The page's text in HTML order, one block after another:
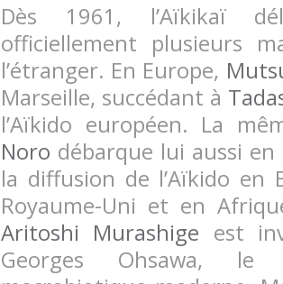
Dès 1961, l’Aïkikaï
officiellement plusieurs
l’étranger. En Europe,
Marseille, succédant à
l’Aïkido européen. La
Noro débarque lui aussi
la diffusion de l’Aïkido en
Royaume-Uni et en
Aritoshi Murashige est
Georges Ohsawa,